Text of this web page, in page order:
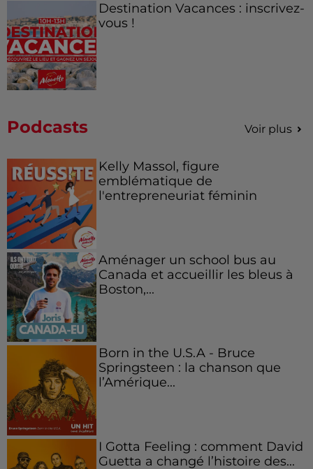
Destination Vacances : inscrivez-
vous !
Podcasts Voir plus
Kelly Massol, figure
emblématique de
l'entrepreneuriat féminin
Aménager un school bus au
Canada et accueillir les bleus à
Boston,...
Born in the U.S.A - Bruce
Springsteen : la chanson que
l’Amérique...
I Gotta Feeling : comment David
Guetta a changé l’histoire des...